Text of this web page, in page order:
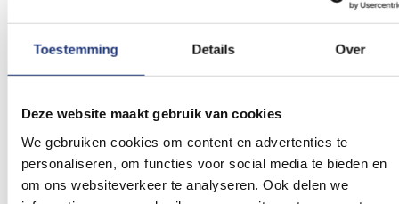
Toestemming Details Over
Deze website maakt gebruik van cookies
We gebruiken cookies om content en advertenties te
personaliseren, om functies voor social media te bieden en
om ons websiteverkeer te analyseren. Ook delen we
lichtstrengen naar beneden.
zodat ze strak blijven hangen.
Sluit de transformator aan (meestal
geleverd bij het pakket).